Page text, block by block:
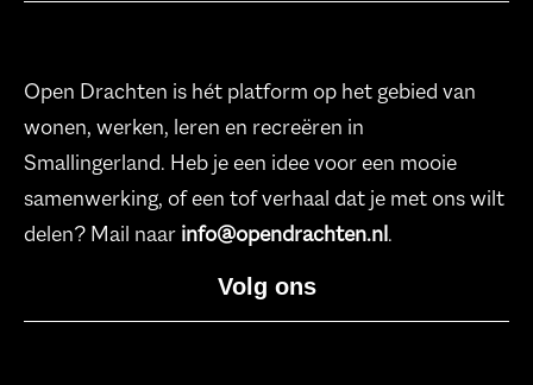
Open Drachten is hét platform op het gebied van
wonen, werken, leren en recreëren in
Smallingerland. Heb je een idee voor een mooie
samenwerking, of een tof verhaal dat je met ons wilt
delen? Mail naar info@opendrachten.nl.
Volg ons